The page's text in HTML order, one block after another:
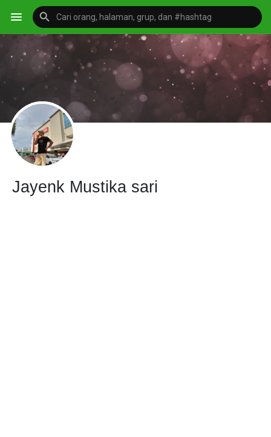
Jayenk Mustika sari